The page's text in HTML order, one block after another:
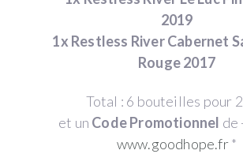
2019
1x Restless River Cabernet
Rouge 2017
Total : 6 bouteilles pour
et un Code Promotionnel de
www.goodhope.fr*